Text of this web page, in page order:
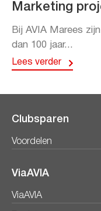
Marketing
Bij AVIA Marees
dan 100 jaar...
Lees verder
Clubsparen
Voordelen
ViaAVIA
ViaAVIA